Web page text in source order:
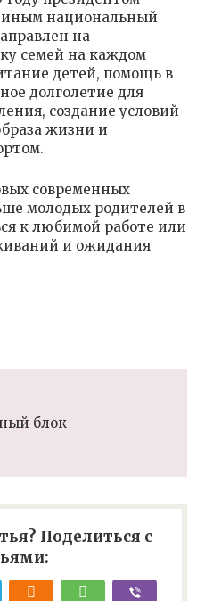
национальный
на
семей на каждом
детей, помощь в
долголетие для
создание условий
жизни и
современных
молодых родителей в
к любимой работе или
и ожидания
блок
Поделиться с